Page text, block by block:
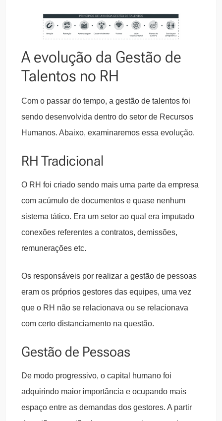
A evolução da Gestão de
Talentos no RH
Com o passar do tempo, a gestão de talentos foi
sendo desenvolvida dentro do setor de Recursos
Humanos. Abaixo, examinaremos essa evolução.
RH Tradicional
O RH foi criado sendo mais uma parte da empresa
com acúmulo de documentos e quase nenhum
sistema tático. Era um setor ao qual era imputado
conexões referentes a contratos, demissões,
remunerações etc.
Os responsáveis por realizar a gestão de pessoas
eram os próprios gestores das equipes, uma vez
que o RH não se relacionava ou se relacionava
com certo distanciamento na questão.
Gestão de Pessoas
De modo progressivo, o capital humano foi
adquirindo maior importância e ocupando mais
espaço entre as demandas dos gestores. A partir